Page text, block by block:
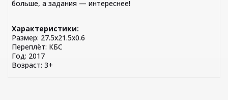
больше, а задания — интереснее!
Характеристики:
Размер: 27.5х21.5х0.6
Переплёт: КБС
Год: 2017
Возраст: 3+